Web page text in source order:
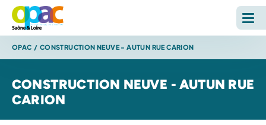
LOUER
ACHETER
L'OPAC
OPAC / CONSTRUCTION NEUVE - AUTUN RUE CARION
CONSTRUCTION NEUVE - AUTUN RUE
CARION